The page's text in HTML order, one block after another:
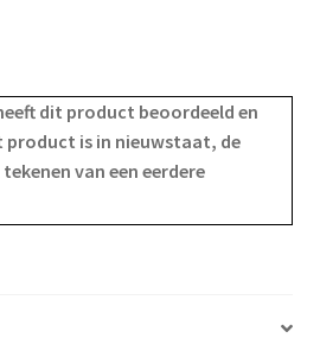
dit product beoordeeld en
product is in nieuwstaat, de
van een eerdere